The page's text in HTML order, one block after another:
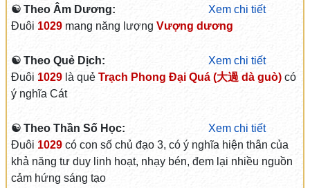
☯ Theo Âm Dương:
Xem chi tiết
Đuôi 1029mang năng lượng Vượng dương
☯ Theo Quẻ Dịch:
Xem chi tiết
Đuôi 1029là quẻ Trạch Phong Đại Quá (大過 dà guò)có
ý nghĩa Cát
☯ Theo Thần Số Học:
Xem chi tiết
Đuôi 1029có con số chủ đạo 3, có ý nghĩa hiện thân của
khả năng tư duy linh hoạt, nhạy bén, đem lại nhiều nguồn
cảm hứng sáng tạo